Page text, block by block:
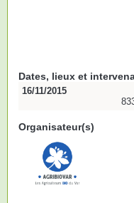
Dates, lieux et
16/11/2015
Organisateur(s)